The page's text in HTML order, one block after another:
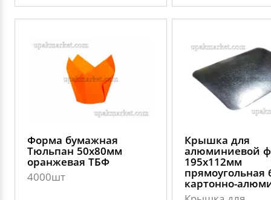
Форма бумажная
Тюльпан 50х80мм
оранжевая ТБФ
4000шт
Крышка для
алюминиевой
195х112мм
прямоугольная
картонно-